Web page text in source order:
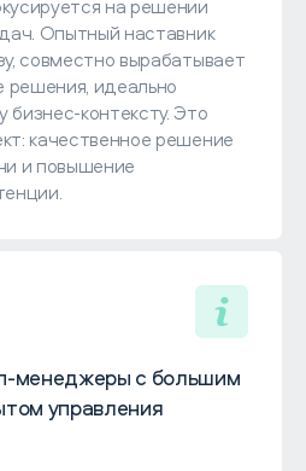
на решении
Опытный наставник
совместно вырабатывает
решения, идеально
контексту. Это
качественное решение
и повышение
менеджеры с большим
управления